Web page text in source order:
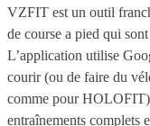
VZFIT est un outil
de course a pied qui
L’application utilise
courir (ou de faire du
comme pour HOLOFIT)
entraînements complets